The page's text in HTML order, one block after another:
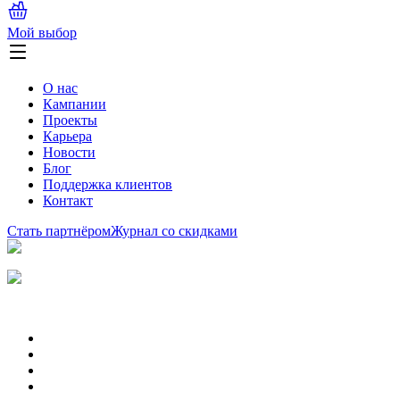
Мой выбор
О нас
Кампании
Проекты
Карьера
Новости
Блог
Поддержка клиентов
Контакт
Стать партнёромЖурнал со скидками